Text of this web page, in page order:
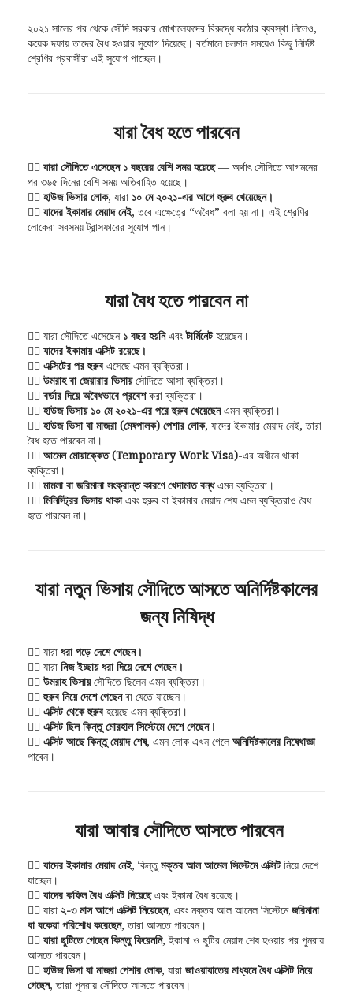
২০২১ সালের পর থেকে সৌদি সরকার মোখালেফদের বিরুদ্ধে কঠোর ব্যবস্থা নিলেও,
কয়েক দফায় তাদের বৈধ হওয়ার সুযোগ দিয়েছে। বর্তমানে চলমান সময়েও কিছু নির্দিষ্ট
শ্রেণির প্রবাসীরা এই সুযোগ পাচ্ছেন।
যারা বৈধ হতে পারবেন
১️⃣ যারা সৌদিতে এসেছেন ১ বছরের বেশি সময় হয়েছে— অর্থাৎ সৌদিতে আগমনের
পর ৩৬৫ দিনের বেশি সময় অতিবাহিত হয়েছে।
২️⃣ হাউজ ভিসার লোক, যারা ১০ মে ২০২১-এর আগে হুরুব খেয়েছেন।
৩️⃣ যাদের ইকামার মেয়াদ নেই, তবে এক্ষেত্রে “অবৈধ” বলা হয় না। এই শ্রেণির
লোকেরা সবসময় ট্রান্সফারের সুযোগ পান।
যারা বৈধ হতে পারবেন না
১️⃣ যারা সৌদিতে এসেছেন ১ বছর হয়নিএবংটার্মিনেটহয়েছেন।
২️⃣ যাদের ইকামায় এক্সিট রয়েছে।
৩️⃣ এক্সিটের পর হুরুব এসেছে এমন ব্যক্তিরা।
৪️⃣ উমরাহ বা জেয়ারার ভিসায়সৌদিতে আসা ব্যক্তিরা।
৫️⃣ বর্ডার দিয়ে অবৈধভাবে প্রবেশকরা ব্যক্তিরা।
৬️⃣ হাউজ ভিসায় ১০ মে ২০২১-এর পরে হুরুব খেয়েছেনএমন ব্যক্তিরা।
৭️⃣ হাউজ ভিসা বা মাজরা (মেষপালক) পেশার লোক, যাদের ইকামার মেয়াদ নেই, তারা
বৈধ হতে পারবেন না।
৮️⃣ আমেল মোয়াক্কেত (Temporary Work Visa)-এর অধীনে থাকা
ব্যক্তিরা।
৯️⃣ মামলা বা জরিমানা সংক্রান্ত কারণে খেদামাত বন্ধএমন ব্যক্তিরা।
০️⃣ মিনিস্ট্রির ভিসায় থাকাএবং হুরুব বা ইকামার মেয়াদ শেষ এমন ব্যক্তিরাও বৈধ
হতে পারবেন না।
যারা নতুন ভিসায় সৌদিতে আসতে অনির্দিষ্টকালের
জন্য নিষিদ্ধ
১️⃣ যারা ধরা পড়ে দেশে গেছেন।
২️⃣ যারা নিজ ইচ্ছায় ধরা দিয়ে দেশে গেছেন।
৩️⃣ উমরাহ ভিসায়সৌদিতে ছিলেন এমন ব্যক্তিরা।
৪️⃣হুরুব নিয়ে দেশে গেছেনবা যেতে যাচ্ছেন।
৫️⃣ এক্সিট থেকে হুরুব হয়েছে এমন ব্যক্তিরা।
৬️⃣ এক্সিট ছিল কিন্তু মোরহাল সিস্টেমে দেশে গেছেন।
৭️⃣ এক্সিট আছে কিন্তু মেয়াদ শেষ, এমন লোক এখন গেলে অনির্দিষ্টকালের নিষেধাজ্ঞা
পাবেন।
যারা আবার সৌদিতে আসতে পারবেন
১️⃣ যাদের ইকামার মেয়াদ নেই, কিন্তুমক্তব আল আমেল সিস্টেমে এক্সিটনিয়ে দেশে
যাচ্ছেন।
২️⃣ যাদের কফিল বৈধ এক্সিট দিয়েছেএবং ইকামা বৈধ রয়েছে।
৩️⃣ যারা ২-৩ মাস আগে এক্সিট নিয়েছেন, এবং মক্তব আল আমেল সিস্টেমেজরিমানা
বা বকেয়া পরিশোধ করেছেন, তারা আসতে পারবেন।
৪️⃣ যারা ছুটিতে গেছেন কিন্তু ফিরেননি, ইকামা ও ছুটির মেয়াদ শেষ হওয়ার পর পুনরায়
আসতে পারবেন।
৫️⃣ হাউজ ভিসা বা মাজরা পেশার লোক, যারা জাওয়াযাতের মাধ্যমে বৈধ এক্সিট নিয়ে
গেছেন, তারা পুনরায় সৌদিতে আসতে পারবেন।